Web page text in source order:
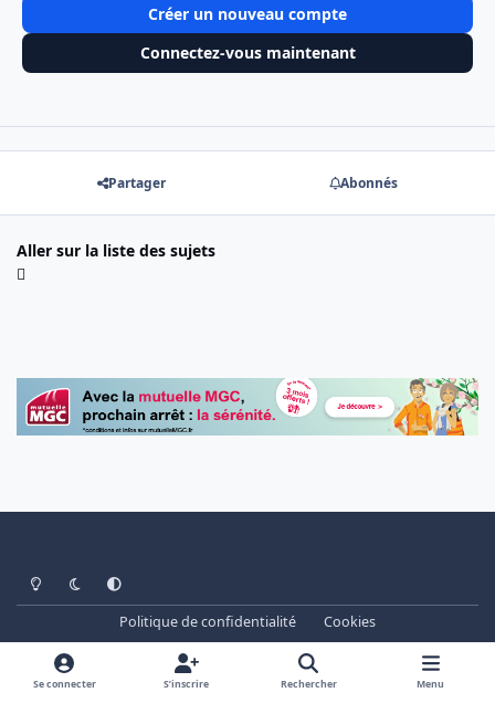
Créer un nouveau compte
Connectez-vous maintenant
Partager Abonnés
Aller sur la liste des sujets
Light ModeDark ModeSystem Preference
Politique de confidentialité
Cookies
www.cheminots.net - Forum Libre depuis 2003
Powered by
Invision Community
Se connecter S’inscrire Rechercher Menu